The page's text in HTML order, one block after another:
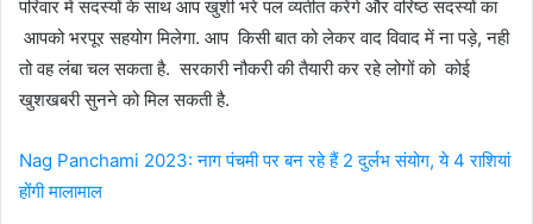
परिवार में सदस्यों के साथ आप खुशी भरे पल व्यतीत करेंगे और वरिष्ठ सदस्यों का
आपको भरपूर सहयोग मिलेगा. आप किसी बात को लेकर वाद विवाद में ना पड़े, नही
तो वह लंबा चल सकता है. सरकारी नौकरी की तैयारी कर रहे लोगों को कोई
खुशखबरी सुनने को मिल सकती है.
Nag Panchami 2023: नाग पंचमी पर बन रहे हैं 2 दुर्लभ संयोग, ये 4 राशियां
होंगी मालामाल